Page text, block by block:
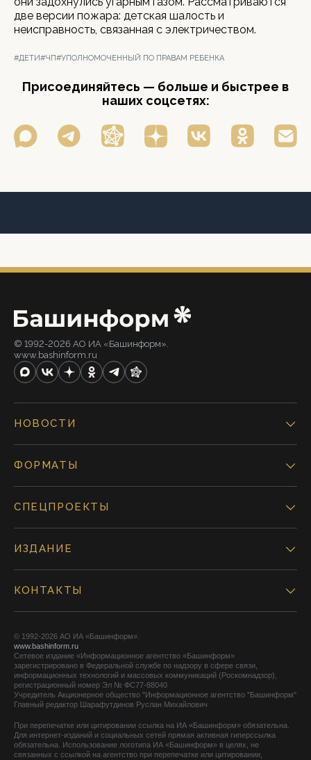
две версии пожара: детская шалость и
неисправность, связанная с электричеством.
#ДЕТИ#ЧП#УПОЛНОМОЧЕННЫЙ ПО ПРАВАМ РЕБЕНКА
Присоединяйтесь — больше и быстрее в
наших соцсетях:
© 1992-2026 АО ИА «Башинформ».
www.bashinform.ru
НОВОСТИ
ФОРМАТЫ
СПЕЦПРОЕКТЫ
ИЗДАНИЕ
КОНТАКТЫ
© 1992-2026 АО ИА «Башинформ».
www.bashinform.ru
Сетевое издание «Информационное агентство «Башинформ»
зарегистрировано в Федеральной службе по надзору в сфере связи,
информационных технологий и массовых коммуникаций (Роскомнадзор),
регистрационный номер Эл № ФС77-88040
Учредитель Акционерное общество "Информационное агентство "Башинформ"
Главный редактор Шарафутдинов Руслан Михайлович
При перепечатке или цитировании ссылка на ИА «Башинформ» обязательна.
Для интернет-изданий и социальных сетей прямая активная гиперссылка
обязательна. Использование логотипа ИА «Башинформ» в целях, не
связанных с ссылкой на агентство при перепечатке или цитировании,